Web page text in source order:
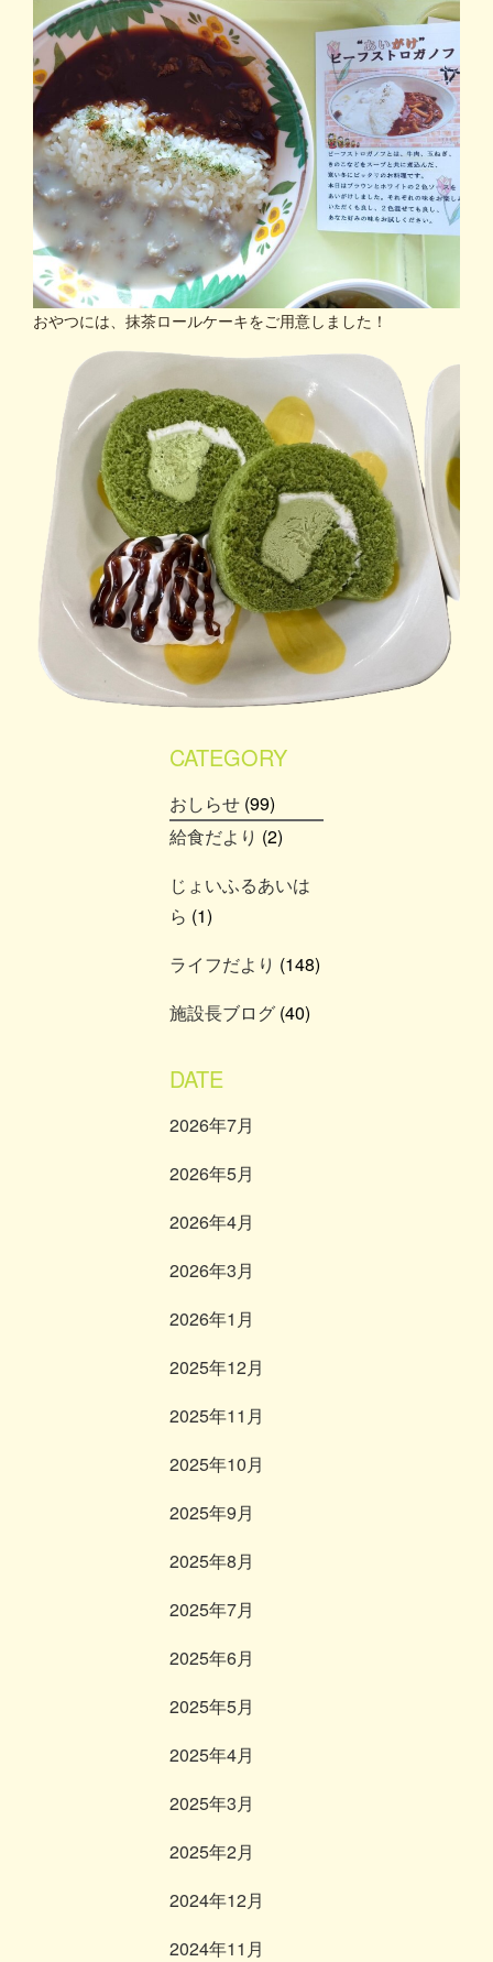
おやつには、抹茶ロールケーキをご用意しました！
CATEGORY
おしらせ (99)
給食だより (2)
じょいふるあいは
ら (1)
ライフだより (148)
施設長ブログ (40)
DATE
2026年7月
2026年5月
2026年4月
2026年3月
2026年1月
2025年12月
2025年11月
2025年10月
2025年9月
2025年8月
2025年7月
2025年6月
2025年5月
2025年4月
2025年3月
2025年2月
2024年12月
2024年11月